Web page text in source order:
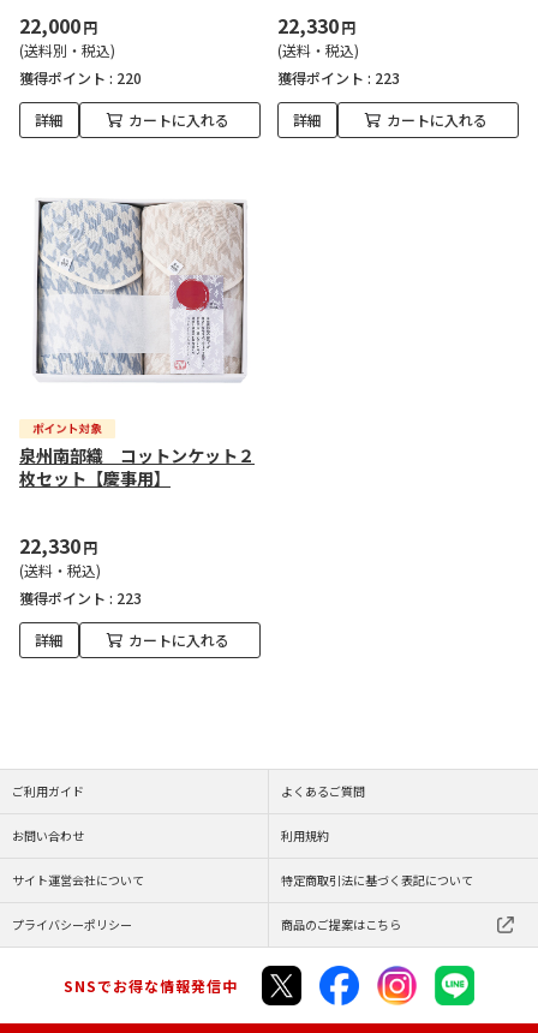
22,000円
(送料別・税込)
獲得ポイント : 220
詳細 カートに入れる
22,330円
(送料・税込)
獲得ポイント : 223
詳細 カートに入れる
泉州南部織 コットンケット２
枚セット【慶事用】
22,330円
(送料・税込)
獲得ポイント : 223
詳細 カートに入れる
ご利用ガイド よくあるご質問
お問い合わせ 利用規約
サイト運営会社について 特定商取引法に基づく表記について
プライバシーポリシー 商品のご提案はこちら
SNSでお得な情報発信中